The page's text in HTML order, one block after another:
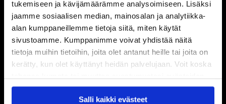
tukemiseen ja kävijämäärämme analysoimiseen. Lisäksi
jaamme sosiaalisen median, mainosalan ja analytiikka-
alan kumppaneillemme tietoja siitä, miten käytät
sivustoamme. Kumppanimme voivat yhdistää näitä
tietoja muihin tietoihin, joita olet antanut heille tai joita on
kerätty, kun olet käyttänyt heidän palvelujaan. Voit koska
käytöstäEvästeet-sivultamme.
Salli kaikki evästeet